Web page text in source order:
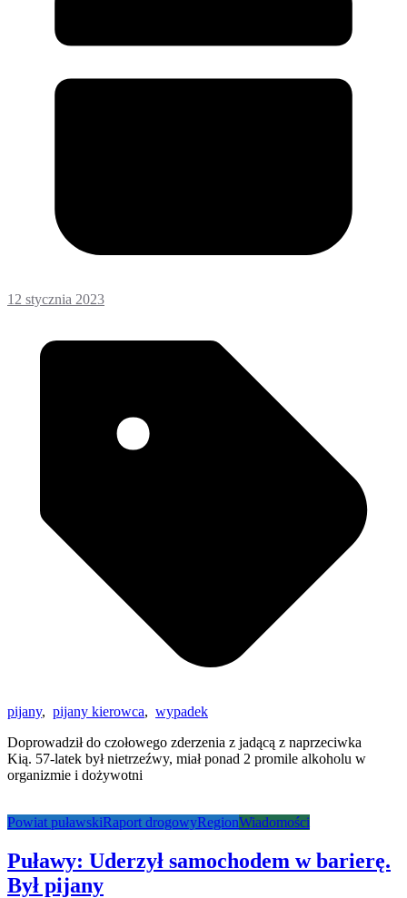
12 stycznia 2023
pijany, pijany kierowca, wypadek
Doprowadził do czołowego zderzenia z jadącą z naprzeciwka
Kią. 57-latek był nietrzeźwy, miał ponad 2 promile alkoholu w
organizmie i dożywotni
Powiat puławskiRaport drogowyRegionWiadomości
Puławy: Uderzył samochodem w barierę.
Był pijany